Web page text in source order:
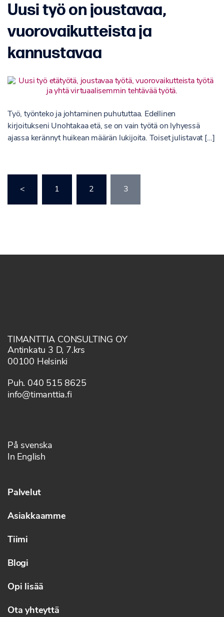
Uusi työ on joustavaa,
vuorovaikutteista ja
kannustavaa
​Työ, työnteko ja johtaminen puhututtaa. Edellinen
kirjoitukseni Unohtakaa etä, se on vain työtä on lyhyessä
ajassa kerännyt huikean määrän lukijoita. Toiset julistavat […]
Artikkelien
sivutus
< 1 2 3
TIMANTTIA CONSULTING OY
Antinkatu 3 D, 7.krs
00100 Helsinki
Puh. 040 515 8625
info@timanttia.fi
På svenska
In English
Palvelut
Asiakkaamme
Tiimi
Blogi
Opi lisää
Ota yhteyttä